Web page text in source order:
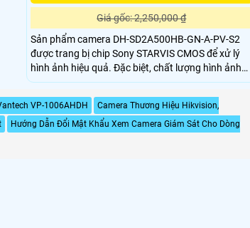
Giá gốc: 2,250,000 ₫
Sản phẩm camera DH-SD2A500HB-GN-A-PV-S2
được trang bị chip Sony STARVIS CMOS để xử lý
hình ảnh hiệu quả. Đặc biệt, chất lượng hình ảnh
ban đêm với khả năng Full Color lên đến 30m, cho
hình ảnh sắc nét và màu sắc tự nhiên. Với độ sắc
nét cao Ultra 4k lite, Camera này cung cấp độ chi
tiết tốt nhất
VP-1006AHDH
Camera Thương Hiệu Hikvision,
Hướng Dẫn Đổi Mật Khẩu Xem Camera Giám Sát Cho Dòng